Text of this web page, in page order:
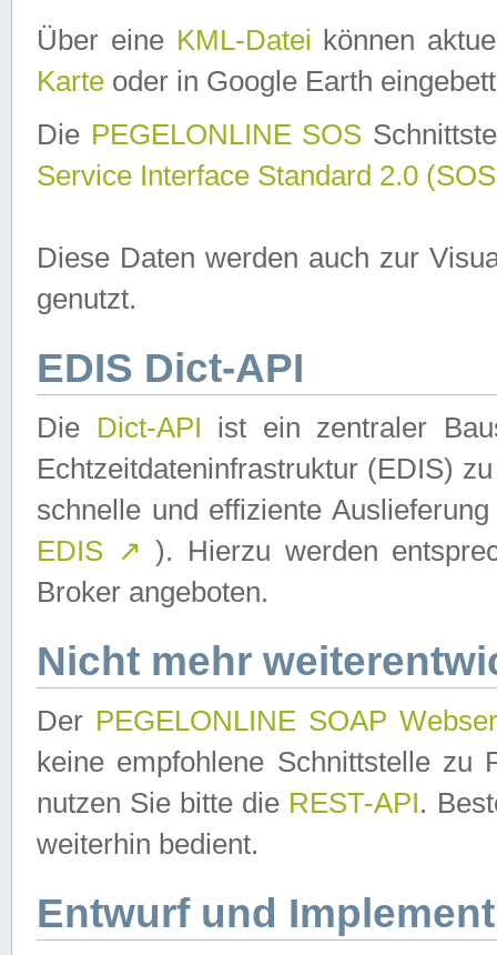
Über eine KML-Datei können
Karte oder in Google Earth
Die PEGELONLINE SOS
Service Interface Standard 2.0
Diese Daten werden auch zur
genutzt.
EDIS Dict-API
Die Dict-API ist ein zentraler
Echtzeitdateninfrastruktur (EDIS)
schnelle und effiziente
EDIS ↗ ). Hierzu werden
Broker angeboten.
Nicht mehr
Der PEGELONLINE SOAP
keine empfohlene Schnittstelle zu
nutzen Sie bitte die REST-API.
weiterhin bedient.
Entwurf und